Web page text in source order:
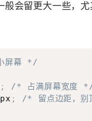
般会留更大一些，尤
屏幕 */
;
/* 占满屏幕宽度
px ;
/* 留点边距，